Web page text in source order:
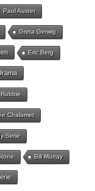
Paul Auster
Greta Gerwig
Eric Berg
Chalamet
Serie
Bill Murray